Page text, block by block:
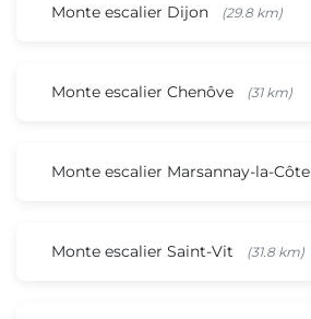
Monte escalier Dijon (29.8 km)
Monte escalier Chenôve (31 km)
Monte escalier Marsannay-la-Côte
Monte escalier Saint-Vit (31.8 km)